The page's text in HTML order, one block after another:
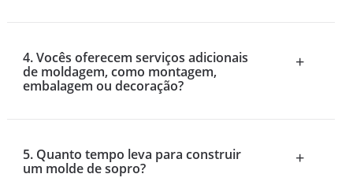
4. Vocês oferecem serviços adicionais
de moldagem, como montagem,
embalagem ou decoração?
+
5. Quanto tempo leva para construir
um molde de sopro?
+